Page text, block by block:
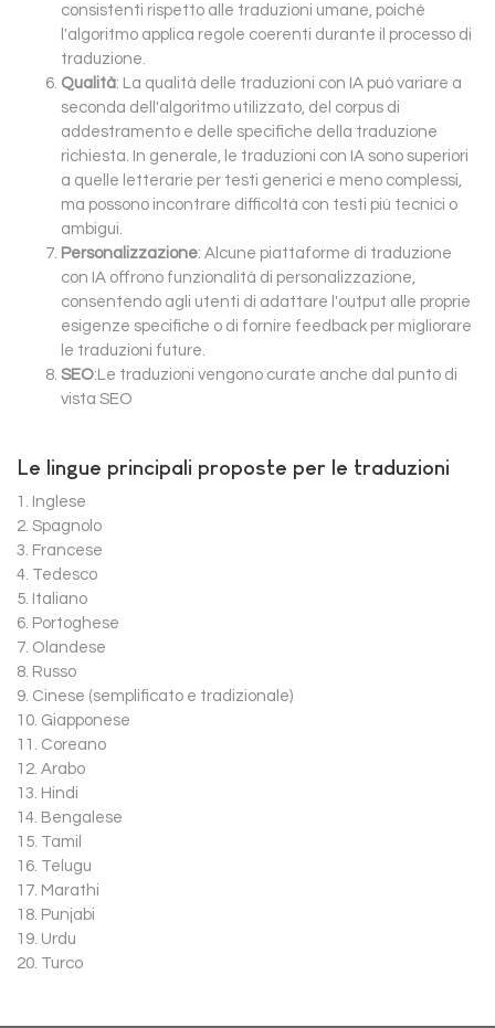
consistenti rispetto alle traduzioni umane, poiché
l'algoritmo applica regole coerenti durante il processo di
traduzione.
Qualità: La qualità delle traduzioni con IA può variare a
seconda dell'algoritmo utilizzato, del corpus di
addestramento e delle specifiche della traduzione
richiesta. In generale, le traduzioni con IA sono superiori
a quelle letterarie per testi generici e meno complessi,
ma possono incontrare difficoltà con testi più tecnici o
ambigui.
Personalizzazione: Alcune piattaforme di traduzione
con IA offrono funzionalità di personalizzazione,
consentendo agli utenti di adattare l'output alle proprie
esigenze specifiche o di fornire feedback per migliorare
le traduzioni future.
SEO:Le traduzioni vengono curate anche dal punto di
vista SEO
Le lingue principali proposte per le traduzioni
1. Inglese
2. Spagnolo
3. Francese
4. Tedesco
5. Italiano
6. Portoghese
7. Olandese
8. Russo
9. Cinese (semplificato e tradizionale)
10. Giapponese
11. Coreano
12. Arabo
13. Hindi
14. Bengalese
15. Tamil
16. Telugu
17. Marathi
18. Punjabi
19. Urdu
20. Turco